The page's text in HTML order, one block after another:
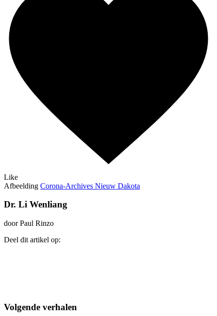
Like
Afbeelding Corona-Archives Nieuw Dakota
Dr. Li Wenliang
door Paul Rinzo
Deel dit artikel op:
Volgende verhalen